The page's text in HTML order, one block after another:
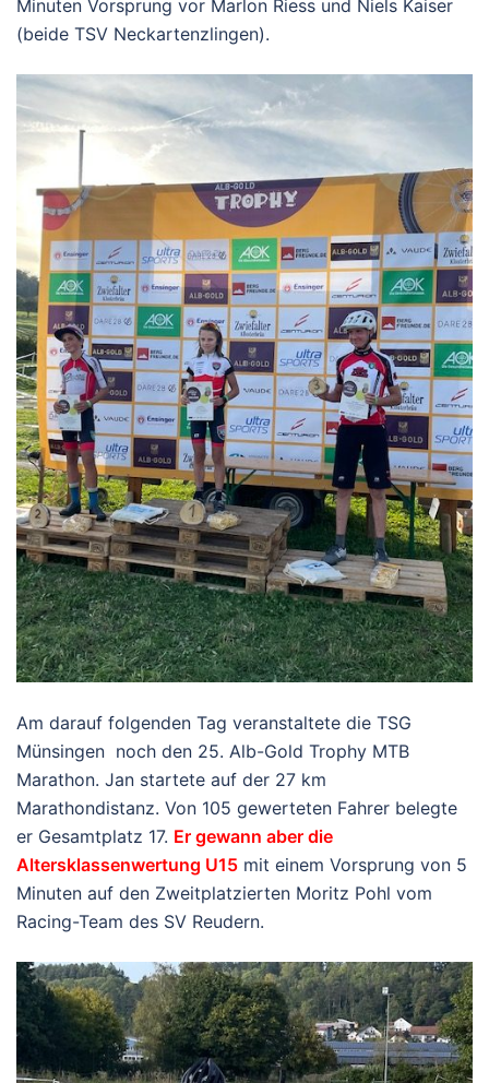
Minuten Vorsprung vor Marlon Riess und Niels Kaiser
(beide TSV Neckartenzlingen).
Am darauf folgenden Tag veranstaltete die TSG
Münsingen noch den 25. Alb-Gold Trophy MTB
Marathon. Jan startete auf der 27 km
Marathondistanz. Von 105 gewerteten Fahrer belegte
er Gesamtplatz 17. Er gewann aber die
Altersklassenwertung U15 mit einem Vorsprung von 5
Minuten auf den Zweitplatzierten Moritz Pohl vom
Racing-Team des SV Reudern.